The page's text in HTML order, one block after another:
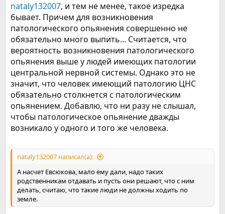
снесет.
nataly132007, и тем не менее, такое изредка
бывает. Причем для возникновения
патологического опьянения совершенно не
обязательно много выпить... Считается, что
вероятность возникновения патологического
опьянения выше у людей имеющих патологии
центральной нервной системы. Однако это не
значит, что человек имеющий патологию ЦНС
обязательно столкнется с патологическим
опьянением. Добавлю, что ни разу не слышал,
чтобы патологическое опьянение дважды
возникало у одного и того же человека.
nataly132007 написал(а):
А насчет Евсюкова, мало ему дали, надо таких
родственникам отдавать и пусть они решают, что с ним
делать, считаю, что такие люди не должны ходить по
земле.